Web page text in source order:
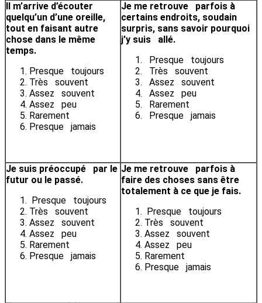
Il m’arrive d’écouter
quelqu’un d’une oreille,
tout en faisant autre
chose dans le même
temps.
Presque toujours
Très souvent
Assez souvent
Assez peu
Rarement
Presque jamais
Je me retrouve parfois à
certains endroits, soudain
surpris, sans savoir pourquoi
j’y suis allé.
Presque toujours
Très souvent
Assez souvent
Assez peu
Rarement
Presque jamais
Je suis préoccupé par le
futur ou le passé.
Presque toujours
Très souvent
Assez souvent
Assez peu
Rarement
Presque jamais
Je me retrouve parfois à
faire des choses sans être
totalement à ce que je fais.
Presque toujours
Très souvent
Assez souvent
Assez peu
Rarement
Presque jamais